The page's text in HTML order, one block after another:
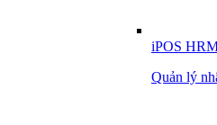
iPOS
Quản lý